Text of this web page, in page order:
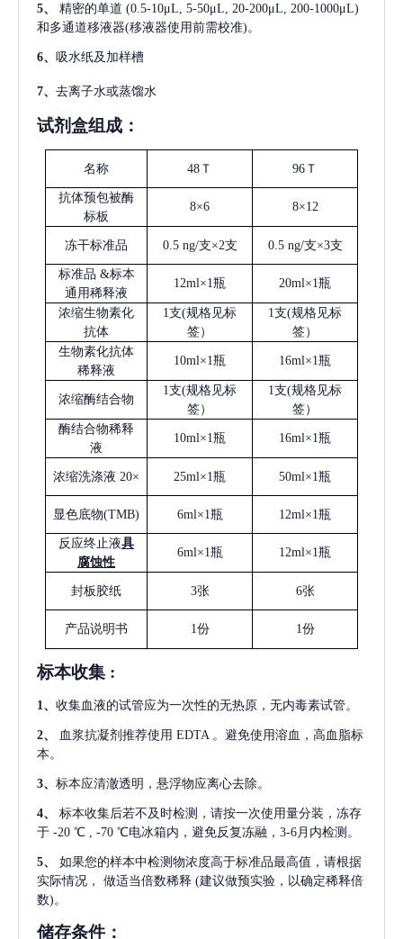
5、 精密的单道 (0.5-10μL, 5-50μL, 20-200μL, 200-1000μL)
和多通道移液器(移液器使用前需校准)。
6、 吸水纸及加样槽
7、 去离子水或蒸馏水
试剂盒组成：
名称 48Ｔ 96Ｔ
抗体预包被酶
标板
8×6 8×12
冻干标准品 0.5 ng/支×2支 0.5 ng/支×3支
标准品 &标本
通用稀释液
12ml×1瓶 20ml×1瓶
浓缩生物素化
抗体
1支(规格见标
签）
1支(规格见标
签）
生物素化抗体
稀释液
10ml×1瓶 16ml×1瓶
浓缩酶结合物
1支(规格见标
签）
1支(规格见标
签）
酶结合物稀释
液
10ml×1瓶 16ml×1瓶
浓缩洗涤液 20× 25ml×1瓶 50ml×1瓶
显色底物(TMB) 6ml×1瓶 12ml×1瓶
反应终止液具
腐蚀性
6ml×1瓶 12ml×1瓶
封板胶纸 3张 6张
产品说明书 1份 1份
标本收集 :
1 、 收集血液的试管应为一次性的无热原，无内毒素试管。
2、 血浆抗凝剂推荐使用 EDTA 。避免使用溶血，高血脂标
本。
3、 标本应清澈透明，悬浮物应离心去除。
4、
标本收集后若不及时检测，请按一次使用量分装，冻存
于 -20 ℃ , -70 ℃电冰箱内，避免反复冻融，3-6月内检测。
5、
如果您的样本中检测物浓度高于标准品最高值，请根据
实际情况，
做适当倍数稀释 (建议做预实验，以确定稀释倍
数)。
储存条件：